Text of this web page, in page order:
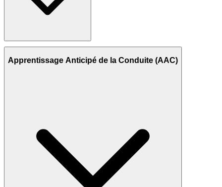
Apprentissage Anticipé de la Conduite (AAC)